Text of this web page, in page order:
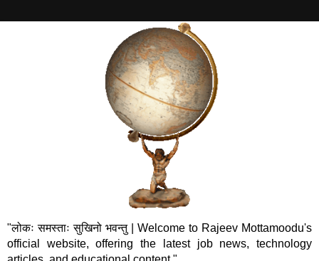
"लोकः समस्ताः सुखिनो भवन्तु | Welcome to Rajeev Mottamoodu's
official website, offering the latest job news, technology